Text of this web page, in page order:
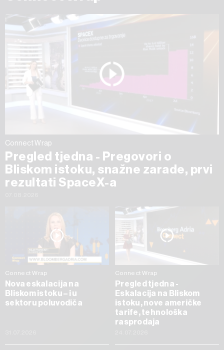
Connect Wrap
Pregled tjedna - Pregovori o
Bliskom istoku, snažne zarade, prvi
rezultati SpaceX-a
Connect Wrap
Nova eskalacija na
Bliskom istoku – i u
sektoru poluvodiča
Connect Wrap
Pregled tjedna -
Eskalacija na Bliskom
istoku, nove američke
tarife, tehnološka
rasprodaja